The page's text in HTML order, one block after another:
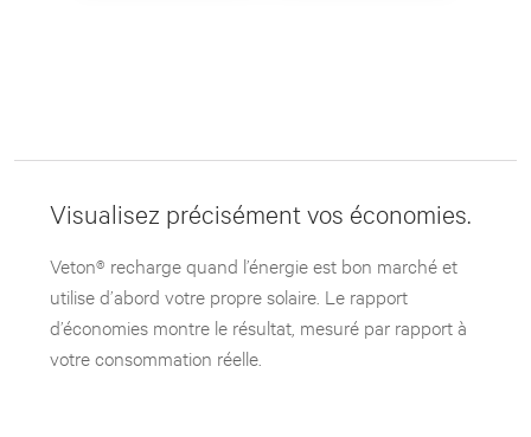
Visualisez précisément vos économies.
Veton® recharge quand l’énergie est bon marché et
utilise d’abord votre propre solaire. Le rapport
d’économies montre le résultat, mesuré par rapport à
votre consommation réelle.